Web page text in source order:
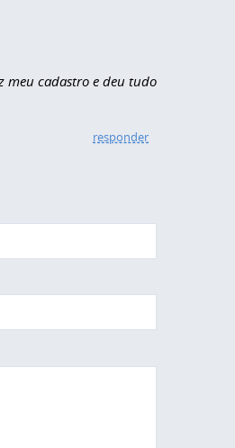
meu cadastro e deu tudo
responder